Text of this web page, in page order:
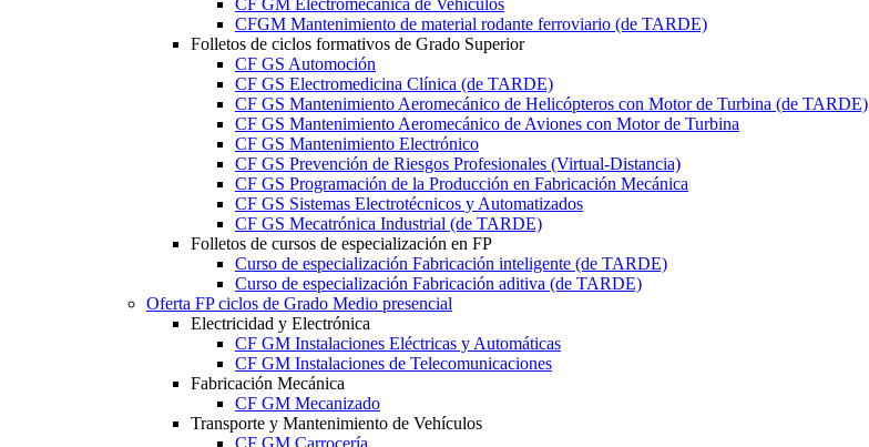
CFGM Mantenimiento de material rodante ferroviario (de TARDE)
Folletos de ciclos formativos de Grado Superior
CF GS Automoción
CF GS Electromedicina Clínica (de TARDE)
CF GS Mantenimiento Aeromecánico de Helicópteros con Motor de Turbina (de TARDE)
CF GS Mantenimiento Aeromecánico de Aviones con Motor de Turbina
CF GS Mantenimiento Electrónico
CF GS Prevención de Riesgos Profesionales (Virtual-Distancia)
CF GS Programación de la Producción en Fabricación Mecánica
CF GS Sistemas Electrotécnicos y Automatizados
CF GS Mecatrónica Industrial (de TARDE)
Folletos de cursos de especialización en FP
Curso de especialización Fabricación inteligente (de TARDE)
Curso de especialización Fabricación aditiva (de TARDE)
Oferta FP ciclos de Grado Medio presencial
Electricidad y Electrónica
CF GM Instalaciones Eléctricas y Automáticas
CF GM Instalaciones de Telecomunicaciones
Fabricación Mecánica
CF GM Mecanizado
Transporte y Mantenimiento de Vehículos
CF GM Carrocería